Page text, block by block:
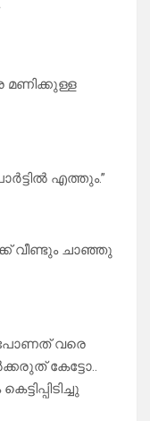
മണിക്കുള്ള
എത്തും.”
വീണ്ടും ചാഞ്ഞു
പോണത് വരെ
കേട്ടോ..